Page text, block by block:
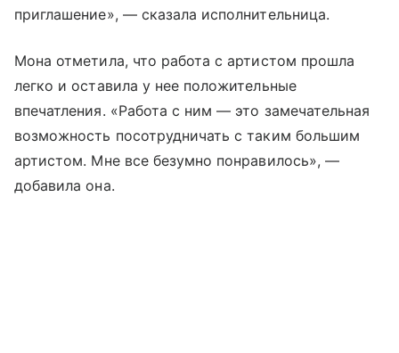
приглашение», — сказала исполнительница.
Мона отметила, что работа с артистом прошла
легко и оставила у нее положительные
впечатления. «Работа с ним — это замечательная
возможность посотрудничать с таким большим
артистом. Мне все безумно понравилось», —
добавила она.